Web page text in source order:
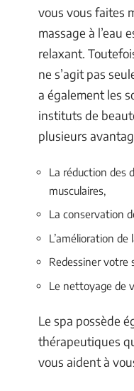
vous vous faites
massage à l’eau
relaxant.
ne s’agit pas
a également les
instituts de
plusieurs
La réduction des
musculaires,
La conservation
L’amélioration de
Redessiner votre
Le nettoyage de
Le spa possède
thérapeutiques
vous aident à